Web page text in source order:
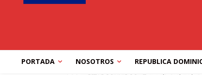
PORTADA NOSOTROS REPUBLICA